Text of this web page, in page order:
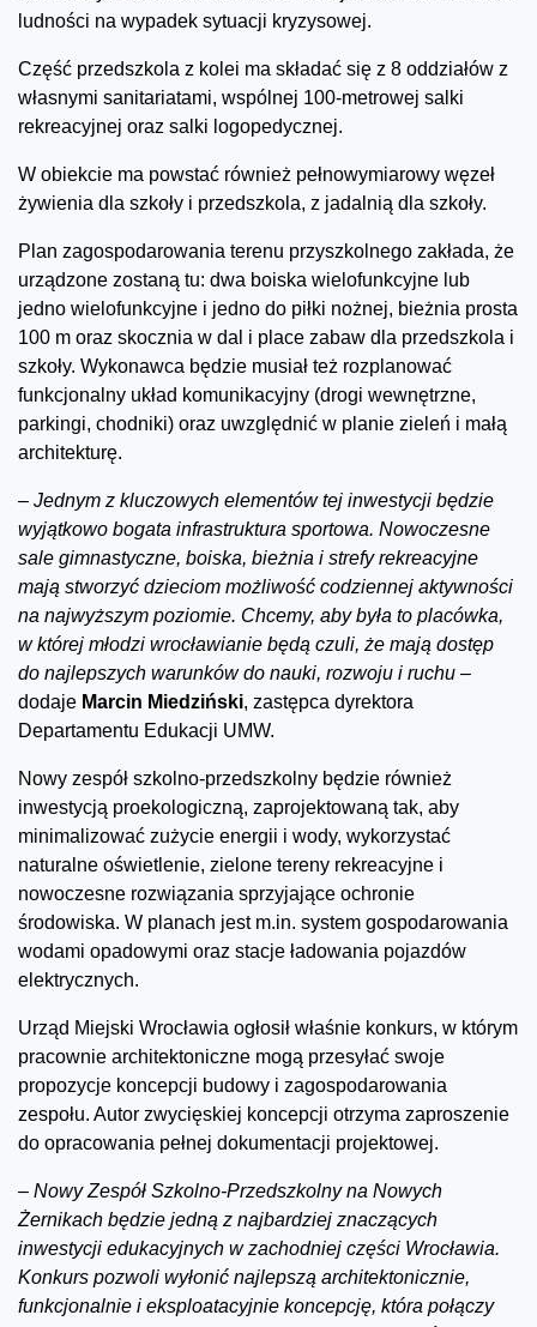
ludności na wypadek sytuacji kryzysowej.
Część przedszkola z kolei ma składać się z 8 oddziałów z
własnymi sanitariatami, wspólnej 100-metrowej salki
rekreacyjnej oraz salki logopedycznej.
W obiekcie ma powstać również pełnowymiarowy węzeł
żywienia dla szkoły i przedszkola, z jadalnią dla szkoły.
Plan zagospodarowania terenu przyszkolnego zakłada, że
urządzone zostaną tu: dwa boiska wielofunkcyjne lub
jedno wielofunkcyjne i jedno do piłki nożnej, bieżnia prosta
100 m oraz skocznia w dal i place zabaw dla przedszkola i
szkoły. Wykonawca będzie musiał też rozplanować
funkcjonalny układ komunikacyjny (drogi wewnętrzne,
parkingi, chodniki) oraz uwzględnić w planie zieleń i małą
architekturę.
– Jednym z kluczowych elementów tej inwestycji będzie
wyjątkowo bogata infrastruktura sportowa. Nowoczesne
sale gimnastyczne, boiska, bieżnia i strefy rekreacyjne
mają stworzyć dzieciom możliwość codziennej aktywności
na najwyższym poziomie. Chcemy, aby była to placówka,
w której młodzi wrocławianie będą czuli, że mają dostęp
do najlepszych warunków do nauki, rozwoju i ruchu –
dodaje Marcin Miedziński, zastępca dyrektora
Departamentu Edukacji UMW.
Nowy zespół szkolno-przedszkolny będzie również
inwestycją proekologiczną, zaprojektowaną tak, aby
minimalizować zużycie energii i wody, wykorzystać
naturalne oświetlenie, zielone tereny rekreacyjne i
nowoczesne rozwiązania sprzyjające ochronie
środowiska. W planach jest m.in. system gospodarowania
wodami opadowymi oraz stacje ładowania pojazdów
elektrycznych.
Urząd Miejski Wrocławia ogłosił właśnie konkurs, w którym
pracownie architektoniczne mogą przesyłać swoje
propozycje koncepcji budowy i zagospodarowania
zespołu. Autor zwycięskiej koncepcji otrzyma zaproszenie
do opracowania pełnej dokumentacji projektowej.
– Nowy Zespół Szkolno-Przedszkolny na Nowych
Żernikach będzie jedną z najbardziej znaczących
inwestycji edukacyjnych w zachodniej części Wrocławia.
Konkurs pozwoli wyłonić najlepszą architektonicznie,
funkcjonalnie i eksploatacyjnie koncepcję, która połączy